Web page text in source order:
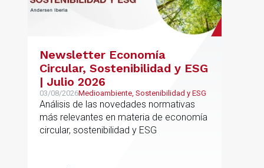
Newsletter Economía
Circular, Sostenibilidad y ESG
| Julio 2026
03/08/2026Medioambiente, Sostenibilidad y ESG
Análisis de las novedades normativas
más relevantes en materia de economía
circular, sostenibilidad y ESG